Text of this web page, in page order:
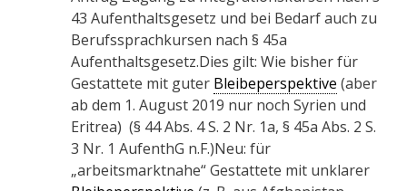
43 Aufenthaltsgesetz und bei Bedarf auch zu
Berufssprachkursen nach § 45a
Aufenthaltsgesetz.Dies gilt: Wie bisher für
Gestattete mit guter Bleibeperspektive (aber
ab dem 1. August 2019 nur noch Syrien und
Eritrea) (§ 44 Abs. 4 S. 2 Nr. 1a, § 45a Abs. 2 S.
3 Nr. 1 AufenthG n.F.)Neu: für
„arbeitsmarktnahe“ Gestattete mit unklarer